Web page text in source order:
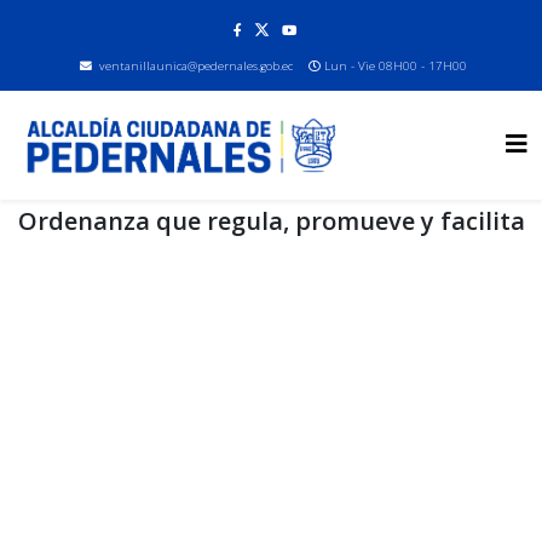
ventanillaunica@pedernales.gob.ec Lun - Vie 08H00 - 17H00
Ordenanza que regula, promueve y facilita